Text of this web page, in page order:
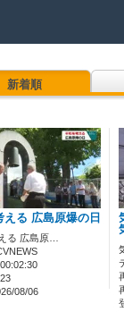
新着順
える 広島原爆の日
る 広島原…
08/06